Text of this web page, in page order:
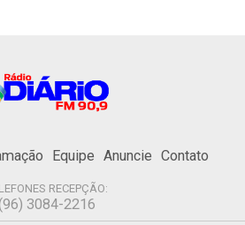
Equipe Anuncie Contato
RECEPÇÃO:
3084-2216